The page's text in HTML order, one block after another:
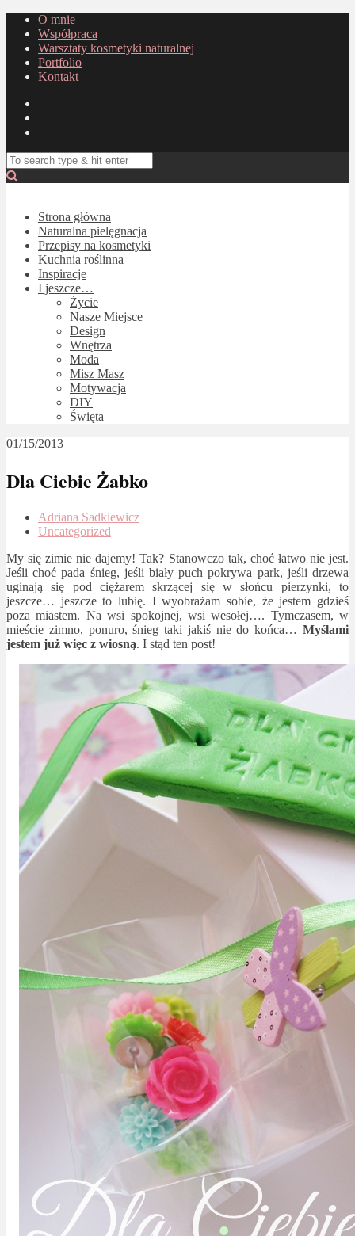
O mnie
Współpraca
Warsztaty kosmetyki naturalnej
Portfolio
Kontakt
Strona główna
Naturalna pielęgnacja
Przepisy na kosmetyki
Kuchnia roślinna
Inspiracje
I jeszcze…
Życie
Nasze Miejsce
Design
Wnętrza
Moda
Misz Masz
Motywacja
DIY
Święta
01/15/2013
Dla Ciebie Żabko
Adriana Sadkiewicz
Uncategorized
My się zimie nie dajemy! Tak? Stanowczo tak, choć łatwo nie jest.
Jeśli choć pada śnieg, jeśli biały puch pokrywa park, jeśli drzewa
uginają się pod ciężarem skrzącej się w słońcu pierzynki, to
jeszcze… jeszcze to lubię. I wyobrażam sobie, że jestem gdzieś
poza miastem. Na wsi spokojnej, wsi wesołej…. Tymczasem, w
mieście zimno, ponuro, śnieg taki jakiś nie do końca… Myślami
jestem już więc z wiosną. I stąd ten post!